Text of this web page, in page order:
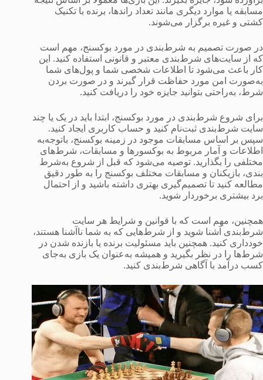
مسابقه یا موارد دیگری مانند تعداد راندها، برنده با تکنیک
کشتی و غیره برگزار می‌شوند.
در صورت تصمیم به شرط‌بندی در مورد بوکسنج، مهم است
که از سایت‌های شرط‌بندی معتبر و قانونی استفاده کنید. این
کار باعث می‌شود تا اطلاعات شخصی شما و پول‌های شما
به‌صورت امن مورد حفاظت قرار گیرند و در صورت بردن
شرط، به‌راحتی بتوانید جایزه خود را دریافت کنید.
برای شروع شرط‌بندی در مورد بوکسنج، ابتدا باید در یک یا چند
سایت شرط‌بندی ثبت‌نام کنید و حساب کاربری ایجاد کنید.
سپس بر اساس مسابقات موجود در زمینه بوکسنج، باتوجه‌به
اطلاعات و آمار مربوط به بوکسورها و مسابقات، شرط‌های
مختلفی را بگذارید. توصیه می‌شود که قبل از شروع به‌شرط
بندی، بازیکنان و مسابقات مختلف بوکسنج را به طور دقیق
مطالعه کنید تا تصمیم‌گیری بهتری داشته باشید و از احتمال
برد بیشتری برخوردار شوید.
همچنین، مهم است که با قوانین و شرایط هر سایت
شرط‌بندی آشنا شوید و از شرط‌هایی که به شما ناآشنا هستند،
خودداری کنید. همچنین باید مسئولیت برنده یا بازنده شدن در
شرط‌ها را در نظر بگیرید و همیشه به‌عنوان یک بازی به‌جای
کسب درآمد با آگاهی شرط‌بندی کنید.